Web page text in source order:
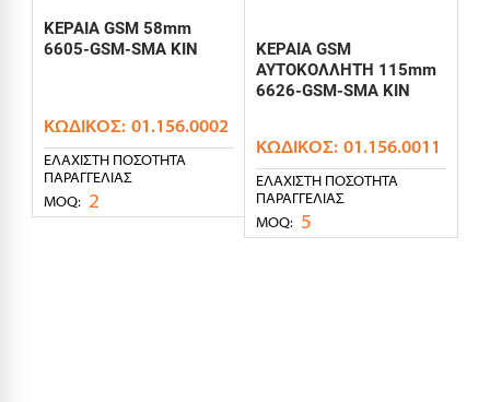
ΚΕΡΑΙΑ GSM 58mm
6605-GSM-SMA KIN
ΚΩΔΙΚΌΣ: 01.156.0002
ΕΛΆΧΙΣΤΗ ΠΟΣΌΤΗΤΑ
ΠΑΡΑΓΓΕΛΊΑΣ
MOQ: 2
ΚΕΡΑΙΑ GSM
ΑΥΤΟΚΟΛΛΗΤΗ 115mm
6626-GSM-SMA KIN
ΚΩΔΙΚΌΣ: 01.156.0011
ΕΛΆΧΙΣΤΗ ΠΟΣΌΤΗΤΑ
ΠΑΡΑΓΓΕΛΊΑΣ
MOQ: 5